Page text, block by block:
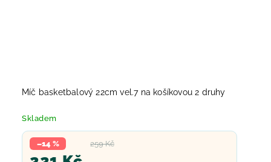
Míč basketbalový 22cm vel.7 na košíkovou 2 druhy
Skladem
259 Kč
–14 %